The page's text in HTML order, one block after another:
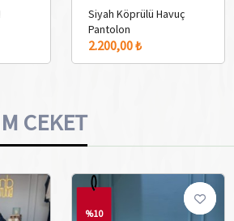
Siyah Köprülü Havuç
Pantolon
2.200,00 ₺
CEKET
%10